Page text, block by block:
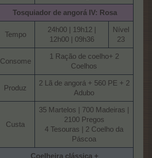
Tosquiador de angorá IV: Rosa
Tempo​
24h00 | 19h12 |
12h00 | 09h36​
Nível
23​
Consome​
1 Ração de coelho+ 2
Coelhos​
Produz​
2 Lã de angorá + 560 PE + 2
Adubo​
Custa​
35 Martelos | 700 Madeiras |
2100 Pregos
4 Tesouras | 2 Coelho da
Páscoa​
Coelheira clássica +